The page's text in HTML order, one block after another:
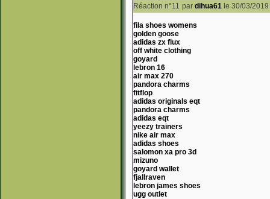
Réaction n°11 par dihua61 le 30/03/
fila shoes womens
golden goose
adidas zx flux
off white clothing
goyard
lebron 16
air max 270
pandora charms
fitflop
adidas originals eqt
pandora charms
adidas eqt
yeezy trainers
nike air max
adidas shoes
salomon xa pro 3d
mizuno
goyard wallet
fjallraven
lebron james shoes
ugg outlet